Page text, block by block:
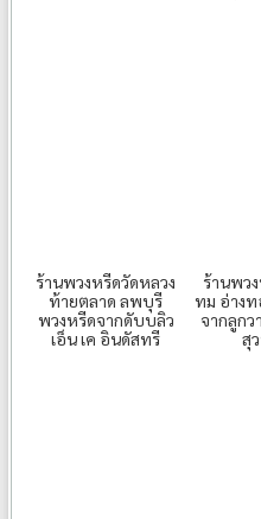
ร้านพวงหรีดวัดหลวง
ท้ายตลาด ลพบุรี
พวงหรีดจากดับบลิว
เอ็น เค อินดัสทรี
ร้านพว
ทม อ่างท
จากลูก
สุ